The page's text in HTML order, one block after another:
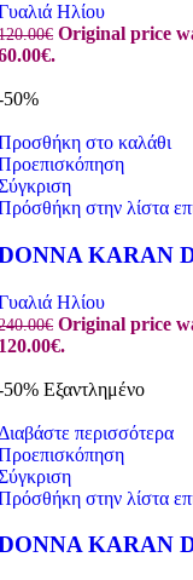
Ηλίου
€ Original price
50%
στο καλάθι
στην λίστα
KARAN
Ηλίου
€ Original price
50% Εξαντλημένο
περισσότερα
στην λίστα
KARAN